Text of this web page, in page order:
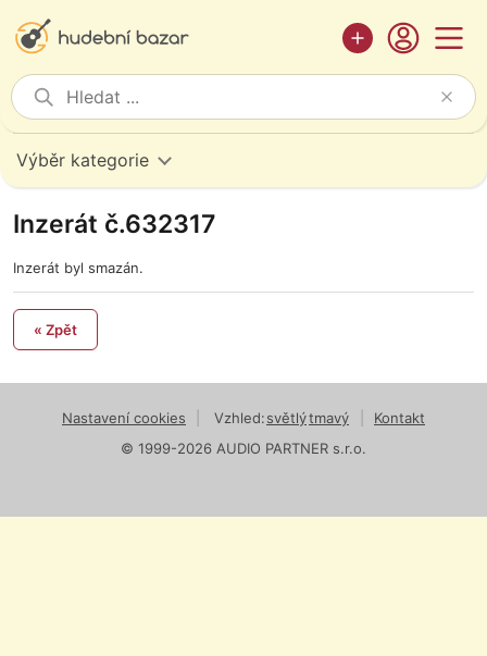
Výběr kategorie
Inzerát č.632317
Inzerát byl smazán.
« Zpět
Nastavení cookies Vzhled:světlýtmavý
Kontakt
© 1999-2026 AUDIO PARTNER s.r.o.